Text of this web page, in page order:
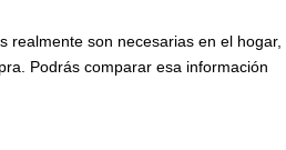
realmente son necesarias en el hogar,
Podrás comparar esa información